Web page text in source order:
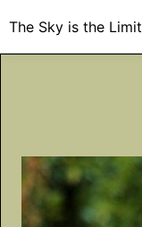
The Sky is the Limit